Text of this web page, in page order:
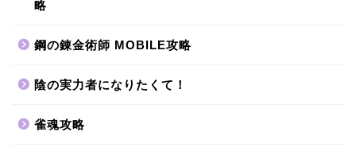
略
鋼の錬金術師 MOBILE攻略
陰の実力者になりたくて！
雀魂攻略